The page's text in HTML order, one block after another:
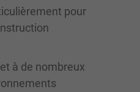
pour
à de nombreux